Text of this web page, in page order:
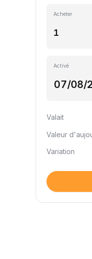
Acheter
Activé
Valait
Valeur
Variation